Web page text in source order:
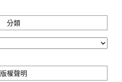
分類
版權聲明